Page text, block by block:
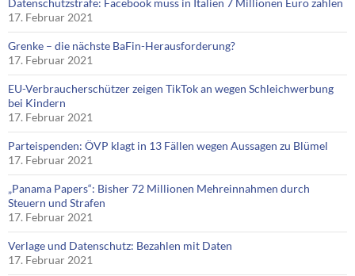
Datenschutzstrafe: Facebook muss in Italien 7 Millionen Euro zahlen
17. Februar 2021
Grenke – die nächste BaFin-Herausforderung?
17. Februar 2021
EU-Verbraucherschützer zeigen TikTok an wegen Schleichwerbung
bei Kindern
17. Februar 2021
Parteispenden: ÖVP klagt in 13 Fällen wegen Aussagen zu Blümel
17. Februar 2021
„Panama Papers“: Bisher 72 Millionen Mehreinnahmen durch
Steuern und Strafen
17. Februar 2021
Verlage und Datenschutz: Bezahlen mit Daten
17. Februar 2021